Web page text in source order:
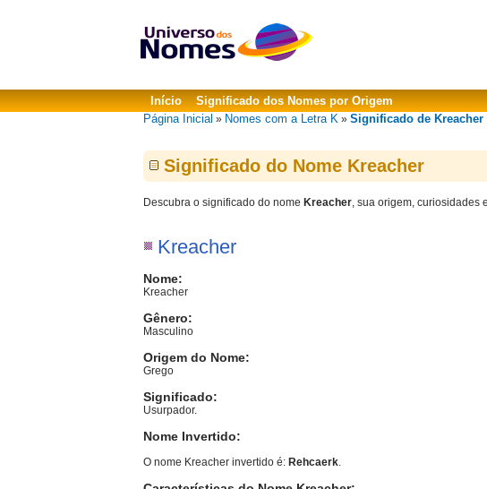
Início
Significado dos Nomes por Origem
Página Inicial » Nomes com a Letra K » Significado de Kreacher
Significado do Nome Kreacher
Descubra o significado do nome Kreacher, sua origem, curiosidades
Kreacher
Nome:
Kreacher
Gênero:
Masculino
Origem do Nome:
Grego
Significado:
Usurpador.
Nome Invertido:
O nome Kreacher invertido é: Rehcaerk.